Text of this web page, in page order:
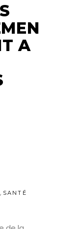
A
, SANTÉ